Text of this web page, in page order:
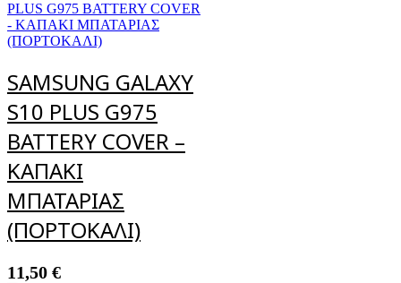
SAMSUNG GALAXY
S10 PLUS G975
BATTERY COVER –
ΚΑΠΑΚΙ
ΜΠΑΤΑΡΙΑΣ
(ΠΟΡΤΟΚΑΛΙ)
11,50 €